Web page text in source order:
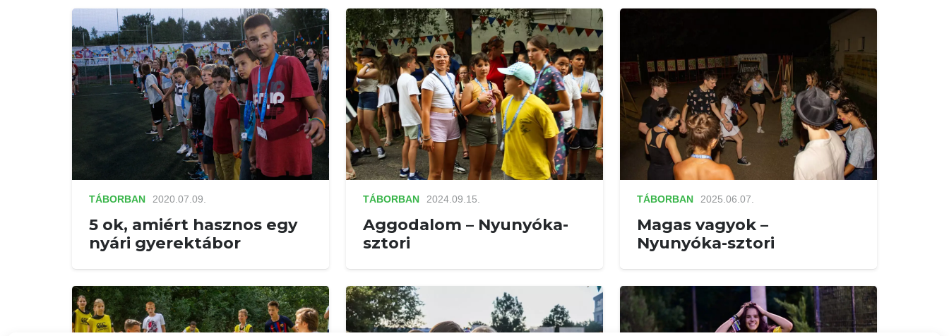
TÁBORBAN 2020.07.09.
5 ok, amiért hasznos egy
nyári gyerektábor
TÁBORBAN 2024.09.15.
Aggodalom – Nyunyóka-
sztori
TÁBORBAN 2025.06.07.
Magas vagyok –
Nyunyóka-sztori